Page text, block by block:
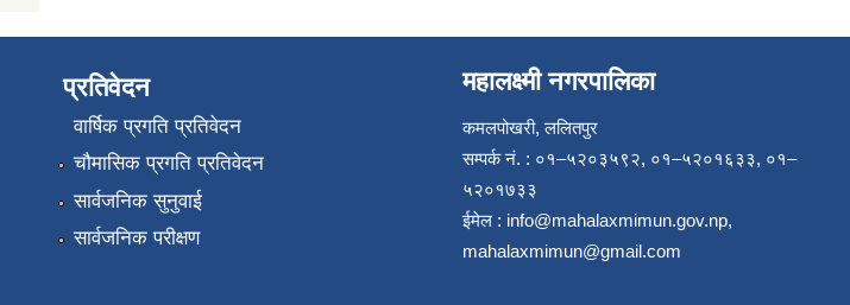
प्रतिवेदन
वार्षिक प्रगति प्रतिवेदन
चौमासिक प्रगति प्रतिवेदन
सार्वजनिक सुनुवाई
सार्वजनिक परीक्षण
महालक्ष्मी नगरपालिका
कमलपोखरी, ललितपुर
सम्पर्क नं. : ०१–५२०३५९२, ०१–५२०१६३३, ०१–
५२०१७३३
ईमेल : info@mahalaxmimun.gov.np,
mahalaxmimun@gmail.com